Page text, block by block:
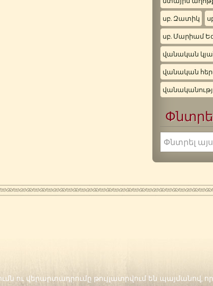
սբ. Զատիկ
սբ. Մարիամ
վանական
վանական
ու վերարտադրումը թույլատրվում են պայմանով,